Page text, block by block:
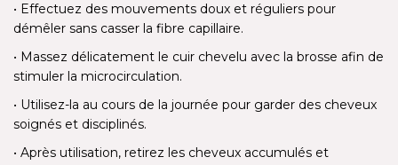
• Effectuez des mouvements doux et réguliers pour
démêler sans casser la fibre capillaire.
• Massez délicatement le cuir chevelu avec la brosse afin de
stimuler la microcirculation.
• Utilisez-la au cours de la journée pour garder des cheveux
soignés et disciplinés.
• Après utilisation, retirez les cheveux accumulés et